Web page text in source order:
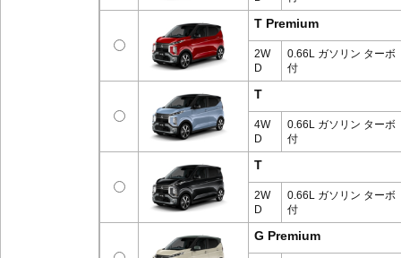
T Premium
2W
D
0.66L ガソリン ターボ
付
T
4W
D
0.66L ガソリン ターボ
付
T
2W
D
0.66L ガソリン ターボ
付
G Premium